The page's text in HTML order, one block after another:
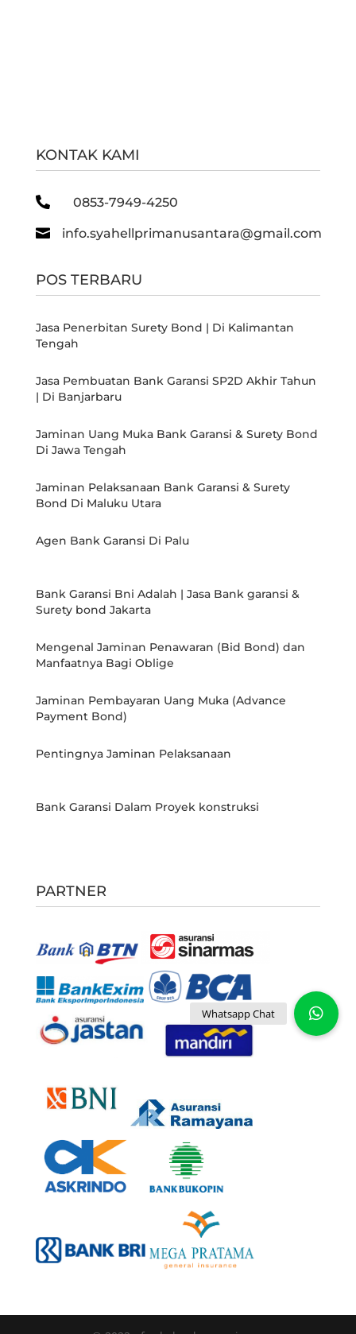
KONTAK KAMI
 0853-7949-4250
 info.syahellprimanusantara@gmail.com
POS TERBARU
Jasa Penerbitan Surety Bond | Di Kalimantan
Tengah
Jasa Pembuatan Bank Garansi SP2D Akhir Tahun
| Di Banjarbaru
Jaminan Uang Muka Bank Garansi & Surety Bond
Di Jawa Tengah
Jaminan Pelaksanaan Bank Garansi & Surety
Bond Di Maluku Utara
Agen Bank Garansi Di Palu
Bank Garansi Bni Adalah | Jasa Bank garansi &
Surety bond Jakarta
Mengenal Jaminan Penawaran (Bid Bond) dan
Manfaatnya Bagi Oblige
Jaminan Pembayaran Uang Muka (Advance
Payment Bond)
Pentingnya Jaminan Pelaksanaan
Bank Garansi Dalam Proyek konstruksi
PARTNER